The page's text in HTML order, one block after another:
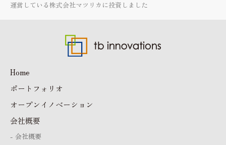
運営している株式会社マツリカに投資しました
Home
ポートフォリオ
オープンイノベーション
会社概要
会社概要